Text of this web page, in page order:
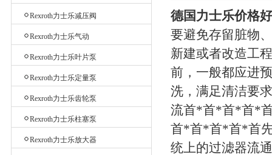
Rexroth力士乐减压阀
Rexroth力士乐气动
Rexroth力士乐叶片泵
Rexroth力士乐定量泵
Rexroth力士乐齿轮泵
Rexroth力士乐柱塞泵
Rexroth力士乐放大器
德国力士乐价格
要避免存留脏物
新建或者改造工
前，一般都应进
洗，满足清洁要
流首*首*首*首*
首*首*首*首*首
统上的过滤器流